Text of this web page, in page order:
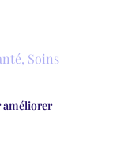
, Soins
améliorer